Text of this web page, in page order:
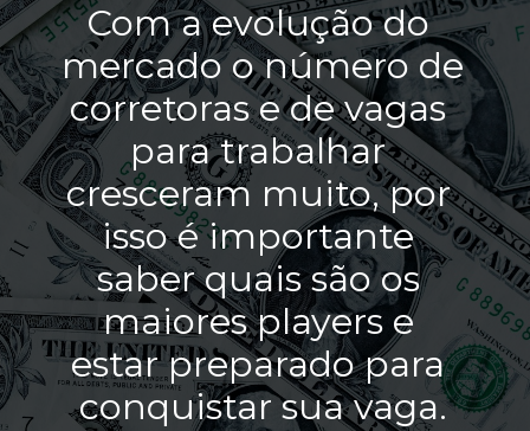
Com a evolução do
mercado o número de
corretoras e de vagas
para trabalhar
cresceram muito, por
isso é importante
saber quais são os
maiores players e
estar preparado para
conquistar sua vaga.